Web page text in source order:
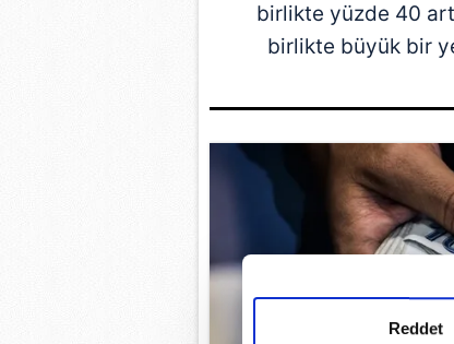
Reddet
birlikte yüzde 40
birlikte büyük bir